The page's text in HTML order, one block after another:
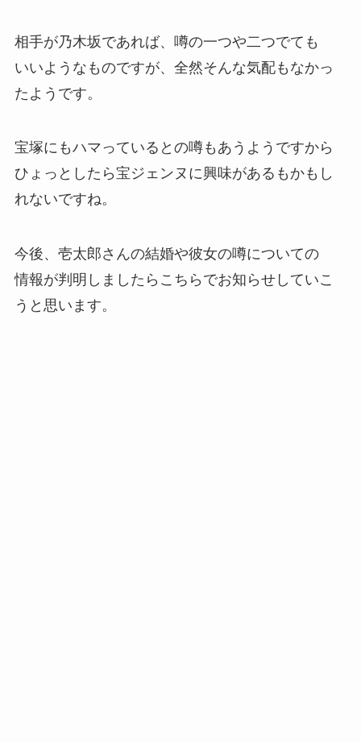
相手が乃木坂であれば、噂の一つや二つでても
いいようなものですが、全然そんな気配もなかっ
たようです。
宝塚にもハマっているとの噂もあうようですから
ひょっとしたら宝ジェンヌに興味があるもかもし
れないですね。
今後、壱太郎さんの結婚や彼女の噂についての
情報が判明しましたらこちらでお知らせしていこ
うと思います。